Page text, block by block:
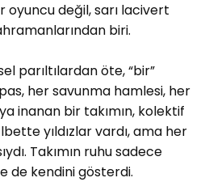
oyuncu değil, sarı lacivert
biri.
parıltılardan öte, “bir”
her savunma hamlesi, her
inanan bir takımın, kolektif
yıldızlar vardı, ama her
Takımın ruhu sadece
de kendini gösterdi.